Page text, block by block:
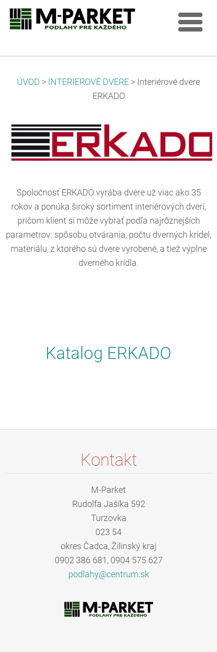
ÚVOD > INTERIEROVÉ DVERE > Interiérové dvere
ERKADO
Spoločnosť ERKADO vyrába dvere už viac ako 35
rokov a ponúka široký sortiment interiérových dverí,
pričom klient si môže vybrať podľa najrôznejších
parametrov: spôsobu otvárania, počtu dverných krídel,
materiálu, z ktorého sú dvere vyrobené, a tiež výplne
dverného krídla.
Katalog ERKADO
Kontakt
M-Parket
Rudolfa Jašíka 592
Turzovka
023 54
okres Čadca, Žilinský kraj
0902 386 681, 0904 575 627
podlahy@centrum.sk